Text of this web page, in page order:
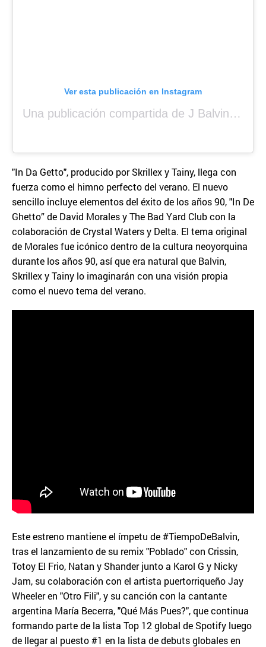
Ver esta publicación en Instagram
Una publicación compartida de J Balvin (@jbalvin)
"In Da Getto", producido por Skrillex y Tainy, llega con
fuerza como el himno perfecto del verano. El nuevo
sencillo incluye elementos del éxito de los años 90, "In De
Ghetto” de David Morales y The Bad Yard Club con la
colaboración de Crystal Waters y Delta. El tema original
de Morales fue icónico dentro de la cultura neoyorquina
durante los años 90, así que era natural que Balvin,
Skrillex y Tainy lo imaginarán con una visión propia
como el nuevo tema del verano.
Este estreno mantiene el ímpetu de #TiempoDeBalvin,
tras el lanzamiento de su remix "Poblado" con Crissin,
Totoy El Frio, Natan y Shander junto a Karol G y Nicky
Jam, su colaboración con el artista puertorriqueño Jay
Wheeler en "Otro Fili", y su canción con la cantante
argentina María Becerra, "Qué Más Pues?", que continua
formando parte de la lista Top 12 global de Spotify luego
de llegar al puesto #1 en la lista de debuts globales en